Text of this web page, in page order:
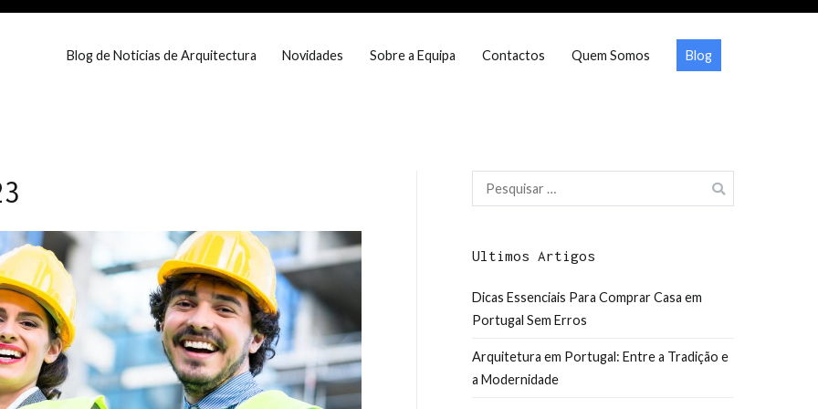
prestigio em Portugal
Blog de Noticias de Arquitectura Novidades Sobre a Equipa Contactos Quem Somos Blog
Pesquisar
por:
Ultimos Artigos
Dicas Essenciais Para Comprar Casa em
Portugal Sem Erros
Arquitetura em Portugal: Entre a Tradição e
a Modernidade